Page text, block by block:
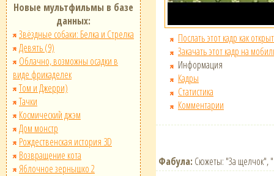
Новые мультфильмы в базе
данных:
Звёздные собаки: Белка и Стрелка
Девять (9)
Облачно, возможны осадки в
виде фрикаделек
Том и Джерри)
Тачки
Космический джэм
Дом монстр
Рождественская история 3D
Возвращение кота
Яблочное зернышко 2
Послать этот кадр как
Закачать этот кадр на
Информация
Кадры
Статистика
Комментарии
Фабула: Сюжеты: "За щелчок",